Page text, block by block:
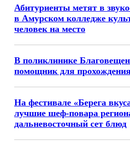
Абитуриенты метят в
в Амурском колледже
человек на место
В поликлинике
помощник для
На фестивале «Берега
лучшие шеф-повара
дальневосточный сет блюд